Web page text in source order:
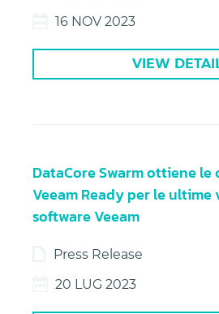
16 NOV 2023
VIEW
DataCore Swarm ottiene
Veeam Ready per le
software Veeam
Press Release
20 LUG 2023